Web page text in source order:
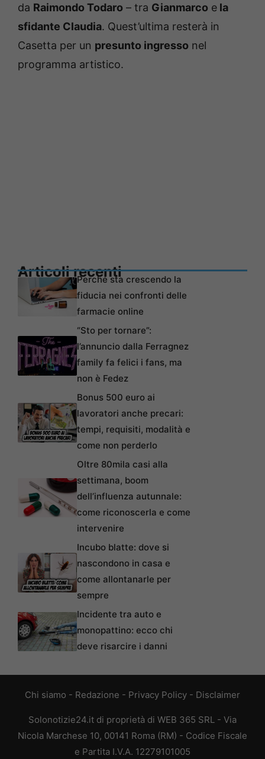
da Raimondo Todaro – tra Gianmarco e la
sfidante Claudia. Quest’ultima resterà in
Casetta per un presunto ingresso nel
programma artistico.
Articoli recentiPerché sta crescendo la
fiducia nei confronti delle
farmacie online
“Sto per tornare”:
l’annuncio dalla Ferragnez
family fa felici i fans, ma
non è Fedez
Bonus 500 euro ai
lavoratori anche precari:
tempi, requisiti, modalità e
come non perderlo
Oltre 80mila casi alla
settimana, boom
dell’influenza autunnale:
come riconoscerla e come
intervenire
Incubo blatte: dove si
nascondono in casa e
come allontanarle per
sempre
Incidente tra auto e
monopattino: ecco chi
deve risarcire i danni
Chi siamo - Redazione - Privacy Policy - Disclaimer
Solonotizie24.it di proprietà di WEB 365 SRL - Via
Nicola Marchese 10, 00141 Roma (RM) - Codice Fiscale
e Partita I.V.A. 12279101005